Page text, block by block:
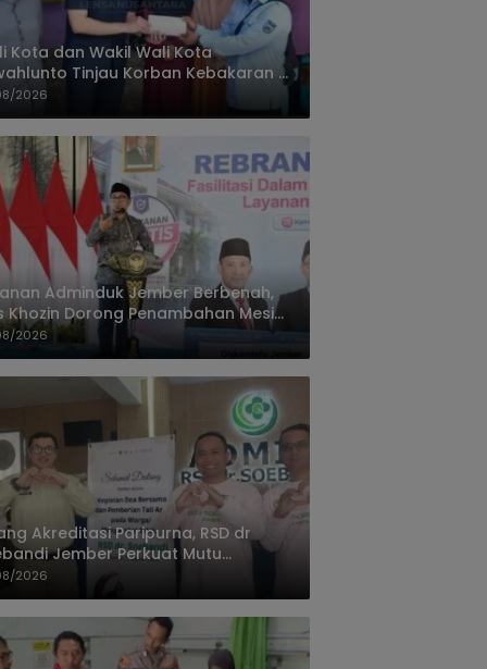
Kota dan Wakil Wali Kota
Tinjau Korban Kebakaran di
Pastikan Bantuan dan Perkuat
Bencana
2026
Adminduk Jember Berbenah,
Khozin Dorong Penambahan Mesin
e-KTP
2026
Akreditasi Paripurna, RSD dr
Jember Perkuat Mutu
Terus Ditingkatkan
2026